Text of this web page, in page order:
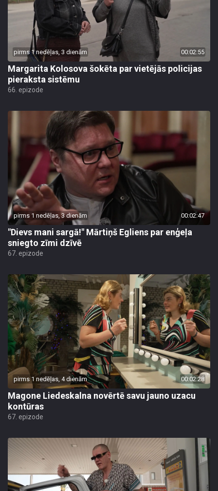
pirms 1 nedēļas, 3 dienām 00:02:55
Margarita Kolosova šokēta par vietējās policijas
pieraksta sistēmu
66. epizode
pirms 1 nedēļas, 3 dienām 00:02:47
"Dievs mani sargā!" Mārtiņš Egliens par enģeļa
sniegto zīmi dzīvē
67. epizode
pirms 1 nedēļas, 4 dienām 00:02:28
Magone Liedeskalna novērtē savu jauno uzacu
kontūras
67. epizode